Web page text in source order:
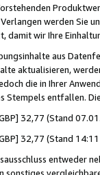
werden Sie
wir Ihre
aus
aktualisieren,
die in Ihrer
Stempels entfallen.
32,77 (Stand
32,77 (Stand
entweder